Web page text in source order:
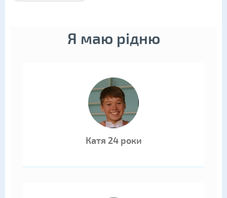
Я маю рідню
Катя 24 роки